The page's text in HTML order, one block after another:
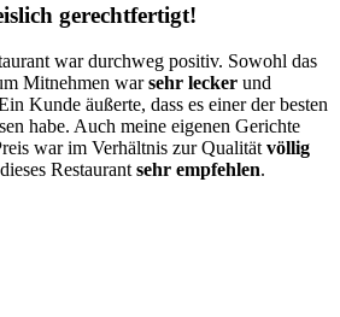
gerechtfertigt!
war durchweg positiv. Sowohl das
Mitnehmen warsehr lecker und
Kunde äußerte, dass es einer der besten
habe. Auch meine eigenen Gerichte
war im Verhältnis zur Qualität völlig
Restaurant sehr empfehlen.